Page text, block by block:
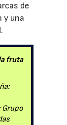
de
y una
fruta
Grupo